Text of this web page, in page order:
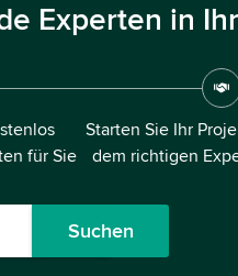
Experten in
für Sie
Starten Sie Ihr
dem richtigen
Suchen